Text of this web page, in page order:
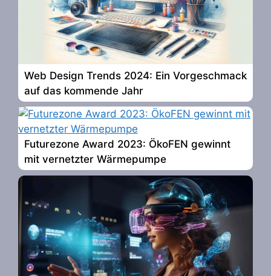
Web Design Trends 2024: Ein Vorgeschmack
auf das kommende Jahr
Futurezone Award 2023: ÖkoFEN gewinnt
mit vernetzter Wärmepumpe